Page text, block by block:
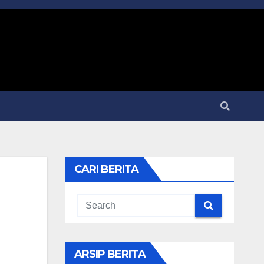
CARI BERITA
ARSIP BERITA